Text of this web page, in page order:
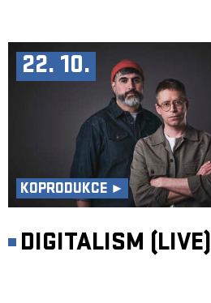
22. 10.
KOPRODUKCE ►
DIGITALISM (LIVE)